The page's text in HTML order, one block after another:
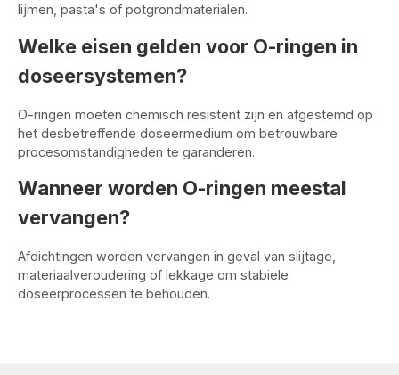
lijmen, pasta's of potgrondmaterialen.
Welke eisen gelden voor O-ringen in
doseersystemen?
O-ringen moeten chemisch resistent zijn en afgestemd op
het desbetreffende doseermedium om betrouwbare
procesomstandigheden te garanderen.
Wanneer worden O-ringen meestal
vervangen?
Afdichtingen worden vervangen in geval van slijtage,
materiaalveroudering of lekkage om stabiele
doseerprocessen te behouden.